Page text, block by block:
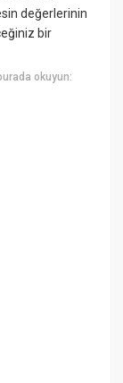
değerlerinin
bir
okuyun: